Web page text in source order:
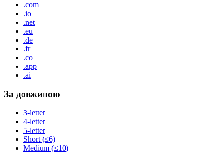
.com
.io
.net
.eu
.de
.fr
.co
.app
.ai
За довжиною
3-letter
4-letter
5-letter
Short (≤6)
Medium (≤10)